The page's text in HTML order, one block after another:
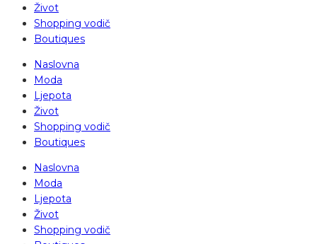
Život
Shopping vodič
Boutiques
Naslovna
Moda
Ljepota
Život
Shopping vodič
Boutiques
Naslovna
Moda
Ljepota
Život
Shopping vodič